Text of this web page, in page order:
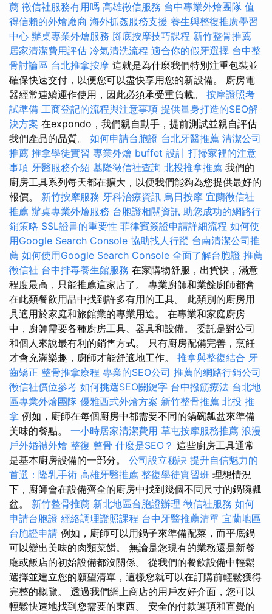
薦 徵信社服務有用嗎 高雄徵信服務 台中專業外燴團隊 值
得信賴的外燴廠商 海外抓姦服務支援 養生與整復推廣學習
中心 辦桌專業外燴服務 腳底按摩技巧課程 新竹整骨推薦
居家清潔費用評估 冷氣清洗流程 適合你的假牙選擇 台中整
骨討論區 台北推拿按摩 這就是為什麼我們特別注重包裝並
確保快速交付，以便您可以盡快享用您的新設備。 廚房電
器經常連續運作使用，因此必須承受重負載。 按摩證照考
試準備 工商登記的流程與注意事項 提供量身打造的SEO解
決方案 在expondo，我們親自動手，提前測試並親自評估
我們產品的品質。 如何申請台胞證 台北牙醫推薦 清潔公司
推薦 推拿學徒實習 專業外燴 buffet 設計 打掃家裡的注意
事項 牙醫服務介紹 基隆徵信社查詢 北投推拿推薦 我們的
廚房工具系列每天都在擴大，以便我們能夠為您提供最好的
報價。 新竹按摩服務 牙科治療資訊 烏日按摩 宜蘭徵信社
推薦 辦桌專業外燴服務 台胞證相關資訊 助您成功的網路行
銷策略 SSL證書的重要性 菲律賓簽證申請詳細流程 如何使
用Google Search Console 協助找人行蹤 台南清潔公司推
薦 如何使用Google Search Console 全面了解台胞證 推薦
徵信社 台中排毒養生館服務 在家購物舒服，出貨快，滿意
程度最高，只能推薦這家店了。 專業廚師和業餘廚師都會
在此類餐飲用品中找到許多有用的工具。 此類別的廚房用
具適用於家庭和旅館業的專業用途。 在專業和家庭廚房
中，廚師需要各種廚房工具、器具和設備。 委託是對公司
和個人來說​​最有利的銷售方式。 只有廚房配備完善，烹飪
才會充滿樂趣，廚師才能舒適地工作。 推拿與整復結合 牙
齒矯正 整骨推拿療程 專業的SEO公司 推薦的網路行銷公司
徵信社價位參考 如何挑選SEO關鍵字 台中撥筋療法 台北地
區專業外燴團隊 優雅西式外燴方案 新竹整骨推薦 北投 推
拿 例如，廚師在每個廚房中都需要不同的鍋碗瓢盆來準備
美味的餐點。 一小時居家清潔費用 草屯按摩服務推薦 浪漫
戶外婚禮外燴 整復 整骨 什麼是SEO？ 這些廚房工具通常
是基本廚房設備的一部分。 公司設立秘訣 提升自信魅力的
首選：隆乳手術 高雄牙醫推薦 整復學徒實習班 理想情況
下，廚師會在設備齊全的廚房中找到幾個不同尺寸的鍋碗瓢
盆。 新竹整骨推薦 新北地區台胞證辦理 徵信社服務 如何
申請台胞證 經絡調理證照課程 台中牙醫推薦清單 宜蘭地區
台胞證申請 例如，廚師可以用鍋子來準備配菜，而平底鍋
可以變出美味的肉類菜餚。 無論是您現有的業務還是新餐
廳或飯店的初始設備都沒關係。 從我們的餐飲設備中輕鬆
選擇並建立您的願望清單，這樣您就可以在訂購前輕鬆獲得
完整的概覽。 透過我們網上商店的用戶友好介面，您可以
輕鬆快速地找到您需要的東西。 安全的付款選項和直覺的